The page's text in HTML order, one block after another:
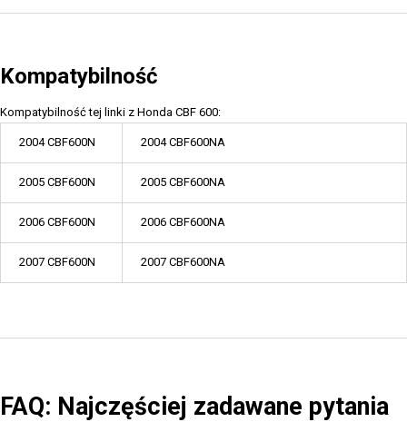
Kompatybilność
Kompatybilność tej linki z Honda CBF 600:
2004 CBF600N 2004 CBF600NA
2005 CBF600N 2005 CBF600NA
2006 CBF600N 2006 CBF600NA
2007 CBF600N 2007 CBF600NA
FAQ: Najczęściej zadawane pytania